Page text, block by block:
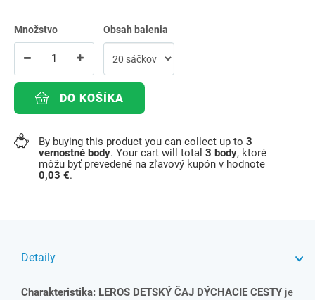
Množstvo Obsah balenia
DO KOŠÍKA
By buying this product you can collect up to 3
vernostné body. Your cart will total 3 body, ktoré
môžu byť prevedené na zľavový kupón v hodnote
0,03 €.
Detaily
Charakteristika: LEROS DETSKÝ ČAJ DÝCHACIE CESTY je